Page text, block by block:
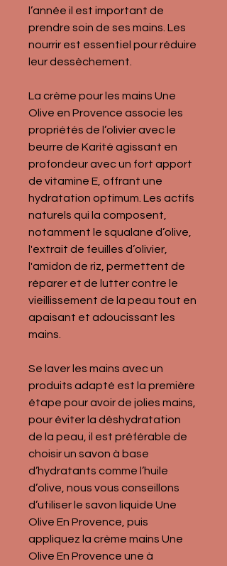
l’année il est important de
prendre soin de ses mains. Les
nourrir est essentiel pour réduire
leur dessèchement.
La crème pour les mains Une
Olive en Provence associe les
propriétés de l’olivier avec le
beurre de Karité agissant en
profondeur avec un fort apport
de vitamine E, offrant une
hydratation optimum. Les actifs
naturels qui la composent,
notamment le squalane d’olive,
l'extrait de feuilles d’olivier,
l'amidon de riz, permettent de
réparer et de lutter contre le
vieillissement de la peau tout en
apaisant et adoucissant les
mains.
Se laver les mains avec un
produits adapté est la première
étape pour avoir de jolies mains,
pour éviter la déshydratation
de la peau, il est préférable de
choisir un savon à base
d’hydratants comme l’huile
d’olive, nous vous conseillons
d’utiliser le savon liquide Une
Olive En Provence, puis
appliquez la crème mains Une
Olive En Provence une à